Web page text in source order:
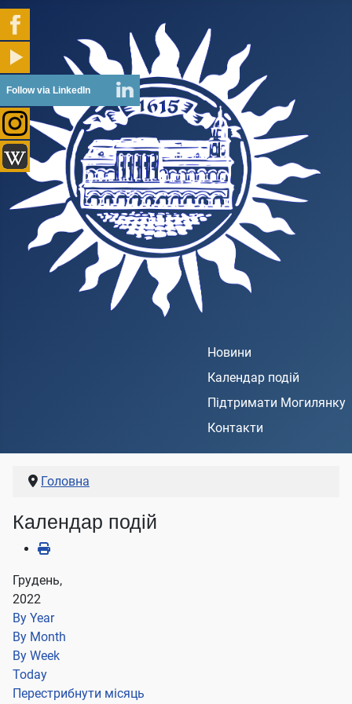
Follow via LinkedIn
Новини
Календар подій
Підтримати Могилянку
Контакти
Головна
Календар подій
Грудень,
2022
By Year
By Month
By Week
Today
Перестрибнути місяць